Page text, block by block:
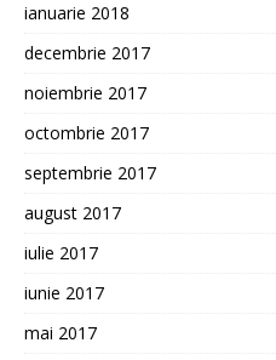
ianuarie 2018
decembrie 2017
noiembrie 2017
octombrie 2017
septembrie 2017
august 2017
iulie 2017
iunie 2017
mai 2017